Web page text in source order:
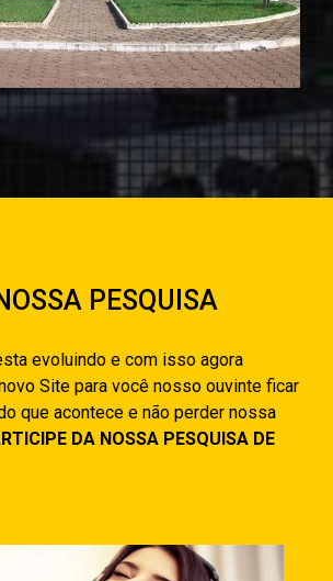
PESQUISA
evoluindo e com isso agora
Site para você nosso ouvinte ficar
que acontece e não perder nossa
DA NOSSA PESQUISA DE